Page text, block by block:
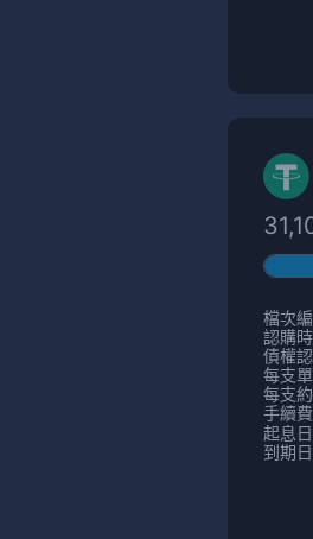
檔次
認購
債權
每支
每支
手續
起息
到期